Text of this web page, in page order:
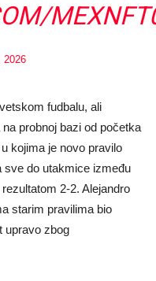
2026
fudbalu, ali
probnoj bazi od početka
kojima je novo pravilo
sve do utakmice između
2-2. Alejandro
starim pravilima bio
upravo zbog